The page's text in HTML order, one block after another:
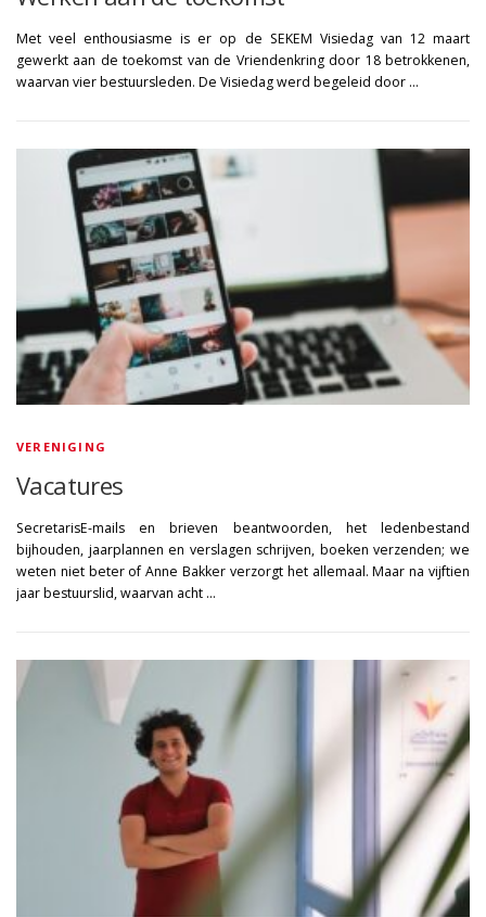
Met veel enthousiasme is er op de SEKEM Visiedag van 12 maart
gewerkt aan de toekomst van de Vriendenkring door 18 betrokkenen,
waarvan vier bestuursleden. De Visiedag werd begeleid door …
VERENIGING
Vacatures
SecretarisE-mails en brieven beantwoorden, het ledenbestand
bijhouden, jaarplannen en verslagen schrijven, boeken verzenden; we
weten niet beter of Anne Bakker verzorgt het allemaal. Maar na vijftien
jaar bestuurslid, waarvan acht …